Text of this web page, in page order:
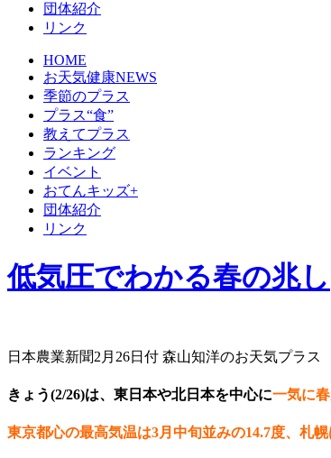
団体紹介
リンク
HOME
お天気健康NEWS
季節のプラス
プラス“食”
教えてプラス
ランキング
イベント
おてんキッズ+
団体紹介
リンク
低気圧でわかる春の兆し
日本農業新聞2月26日付 森山知洋のお天気プラス
きょう(2/26)は、東日本や北日本を中心に一気に
東京都心の最高気温は3月中旬並みの14.7度、札